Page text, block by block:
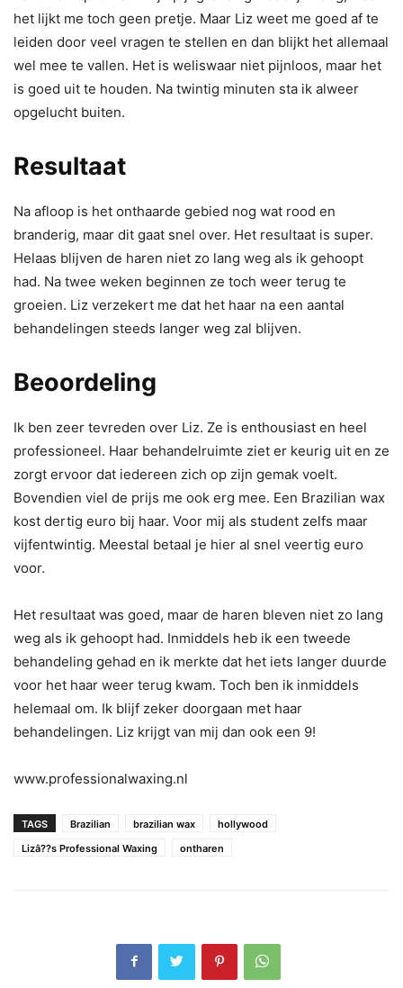
het lijkt me toch geen pretje. Maar Liz weet me goed af te
leiden door veel vragen te stellen en dan blijkt het allemaal
wel mee te vallen. Het is weliswaar niet pijnloos, maar het
is goed uit te houden. Na twintig minuten sta ik alweer
opgelucht buiten.
Resultaat
Na afloop is het onthaarde gebied nog wat rood en
branderig, maar dit gaat snel over. Het resultaat is super.
Helaas blijven de haren niet zo lang weg als ik gehoopt
had. Na twee weken beginnen ze toch weer terug te
groeien. Liz verzekert me dat het haar na een aantal
behandelingen steeds langer weg zal blijven.
Beoordeling
Ik ben zeer tevreden over Liz. Ze is enthousiast en heel
professioneel. Haar behandelruimte ziet er keurig uit en ze
zorgt ervoor dat iedereen zich op zijn gemak voelt.
Bovendien viel de prijs me ook erg mee. Een Brazilian wax
kost dertig euro bij haar. Voor mij als student zelfs maar
vijfentwintig. Meestal betaal je hier al snel veertig euro
voor.
Het resultaat was goed, maar de haren bleven niet zo lang
weg als ik gehoopt had. Inmiddels heb ik een tweede
behandeling gehad en ik merkte dat het iets langer duurde
voor het haar weer terug kwam. Toch ben ik inmiddels
helemaal om. Ik blijf zeker doorgaan met haar
behandelingen. Liz krijgt van mij dan ook een 9!
www.professionalwaxing.nl
TAGS Brazilian brazilian wax
hollywood
Lizâ??s Professional Waxing
ontharen